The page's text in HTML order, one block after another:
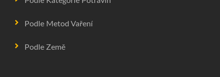
Podle Metod Vaření
Podle Země